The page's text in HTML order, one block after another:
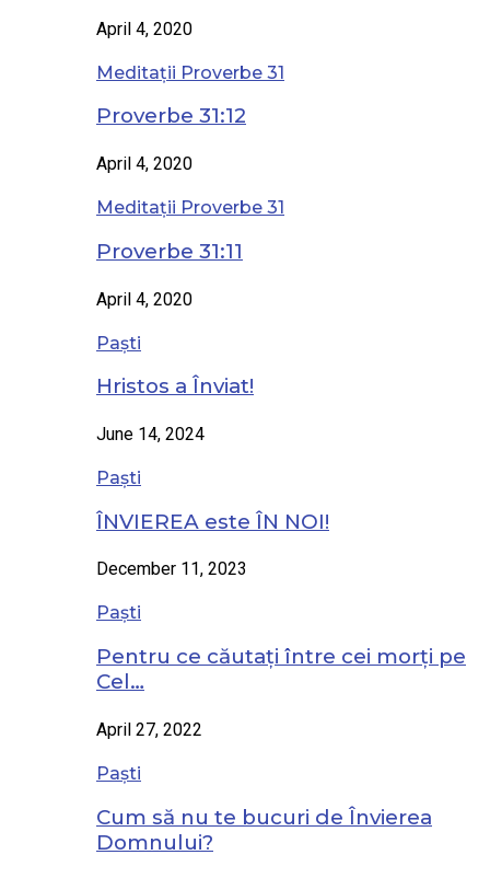
April 4, 2020
Meditații Proverbe 31
Proverbe 31:12
April 4, 2020
Meditații Proverbe 31
Proverbe 31:11
April 4, 2020
Paști
Hristos a Înviat!
June 14, 2024
Paști
ÎNVIEREA este ÎN NOI!
December 11, 2023
Paști
Pentru ce căutați între cei morți pe
Cel…
April 27, 2022
Paști
Cum să nu te bucuri de Învierea
Domnului?